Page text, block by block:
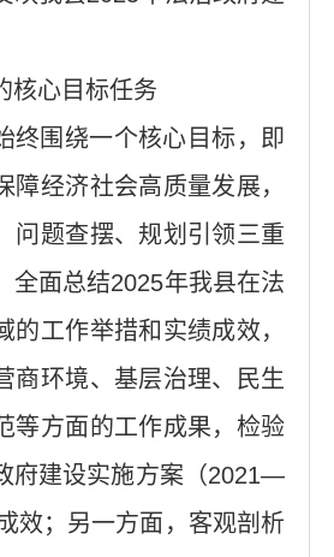
核心目标任务
终围绕一个核心目标，即
障经济社会高质量发展，
问题查摆、规划引领三重
全面总结2025年我县在法
的工作举措和实绩成效，
商环境、基层治理、民生
等方面的工作成果，检验
府建设实施方案（2021—
效；另一方面，客观剖析